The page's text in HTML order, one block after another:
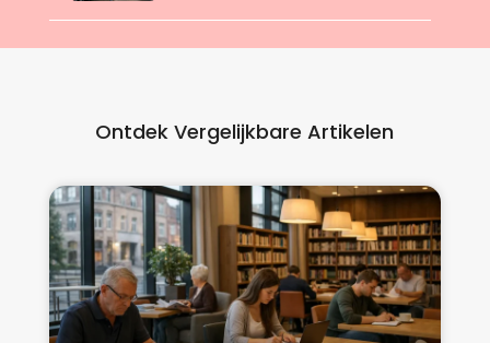
Ontdek Vergelijkbare Artikelen